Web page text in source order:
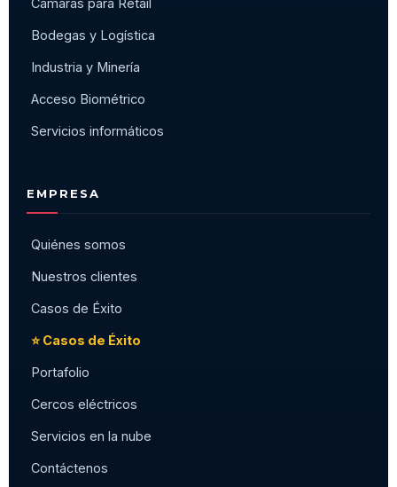
Cámaras para Retail
Bodegas y Logística
Industria y Minería
Acceso Biométrico
Servicios informáticos
EMPRESA
Quiénes somos
Nuestros clientes
Casos de Éxito
⭐ Casos de Éxito
Portafolio
Cercos eléctricos
Servicios en la nube
Contáctenos